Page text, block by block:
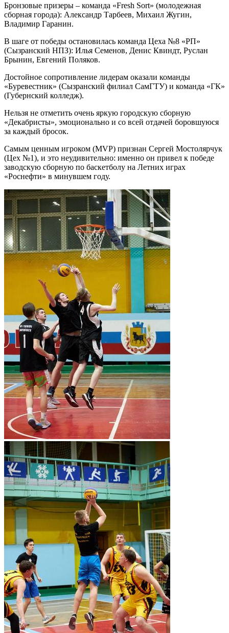
Бронзовые призеры – команда «Fresh Sort» (молодежная
сборная города): Александр Тарбеев, Михаил Жугин,
Владимир Гаранин.
В шаге от победы остановилась команда Цеха №8 «РП»
(Сызранский НПЗ): Илья Семенов, Денис Квиндт, Руслан
Брынин, Евгений Поляков.
Достойное сопротивление лидерам оказали команды
«Буревестник» (Сызранский филиал СамГТУ) и команда «ГК»
(Губернский колледж).
Нельзя не отметить очень яркую городскую сборную
«Декабристы», эмоционально и со всей отдачей боровшуюся
за каждый бросок.
Самым ценным игроком (MVP) признан Сергей Мостолярчук
(Цех №1), и это неудивительно: именно он привел к победе
заводскую сборную по баскетболу на Летних играх
«Роснефти» в минувшем году.